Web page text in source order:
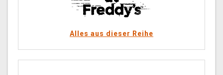
Alles aus dieser Reihe